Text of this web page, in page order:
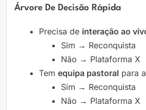
Árvore De Decisão Rápida
Precisa de interação ao
Sim → Reconquista
Não → Plataforma X
Tem equipa pastoral para
Sim → Reconquista
Não → Plataforma X